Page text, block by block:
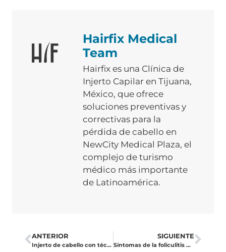
Hairfix Medical
Team
Hairfix es una Clínica de
Injerto Capilar en Tijuana,
México, que ofrece
soluciones preventivas y
correctivas para la
pérdida de cabello en
NewCity Medical Plaza, el
complejo de turismo
médico más importante
de Latinoamérica.
ANTERIOR
Injerto de cabello con técnica FUE/DHI: ¿Cómo funciona?
SIGUIENTE
Síntomas de la foliculitis decalvante